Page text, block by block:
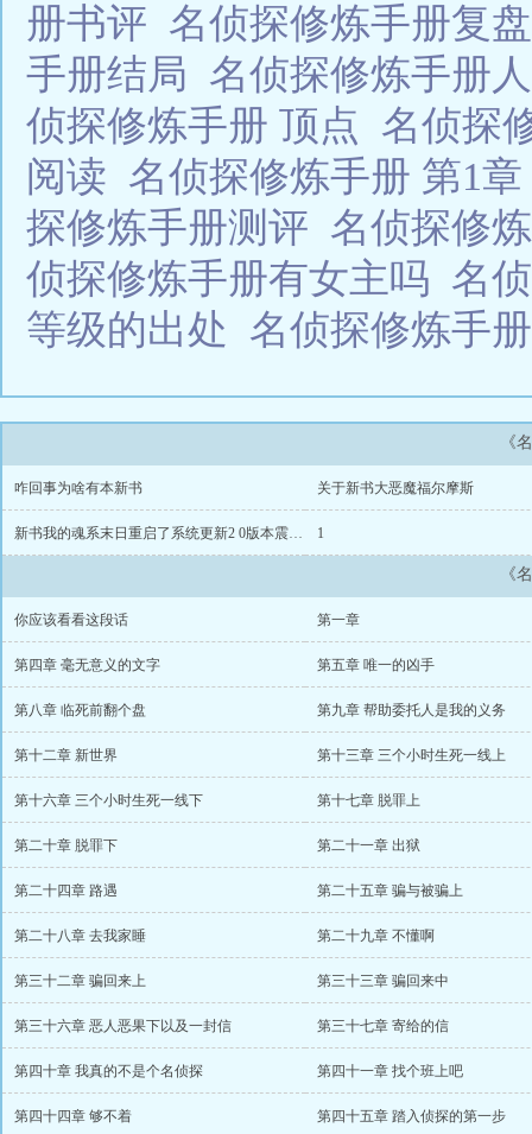
册书评 名侦探修炼手册复
手册结局 名侦探修炼手册
侦探修炼手册 顶点 名侦探
阅读 名侦探修炼手册 第1
探修炼手册测评 名侦探修
侦探修炼手册有女主吗 名
等级的出处 名侦探修炼手
《
咋回事为啥有本新书 关于新书大恶魔福尔摩斯
新书我的魂系末日重启了系统更新2 0版本震撼上架 1
《
你应该看看这段话 第一章
第四章 毫无意义的文字 第五章 唯一的凶手
第八章 临死前翻个盘 第九章 帮助委托人是我的义务
第十二章 新世界 第十三章 三个小时生死一线上
第十六章 三个小时生死一线下 第十七章 脱罪上
第二十章 脱罪下 第二十一章 出狱
第二十四章 路遇 第二十五章 骗与被骗上
第二十八章 去我家睡 第二十九章 不懂啊
第三十二章 骗回来上 第三十三章 骗回来中
第三十六章 恶人恶果下以及一封信 第三十七章 寄给的信
第四十章 我真的不是个名侦探 第四十一章 找个班上吧
第四十四章 够不着 第四十五章 踏入侦探的第一步